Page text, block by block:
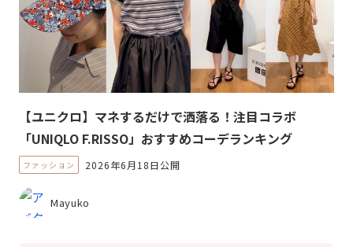
【ユニクロ】マネするだけで洒落る！注目コラボ
「UNIQLO F.RISSO」おすすめコーデランキング
ファッション 2026年6月18日公開
Mayuko